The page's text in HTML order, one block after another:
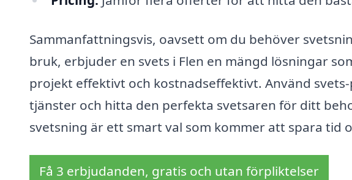
Sammanfattningsvis, oavsett om du behöver
bruk, erbjuder en svets i Flen en mängd lösningar
projekt effektivt och kostnadseffektivt. Använd
tjänster och hitta den perfekta svetsaren för ditt
svetsning är ett smart val som kommer att spara tid
Få 3 erbjudanden, gratis och utan förpliktelser